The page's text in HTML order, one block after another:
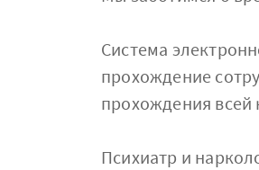
Система
прохождение
прохождения всей
Психиатр и